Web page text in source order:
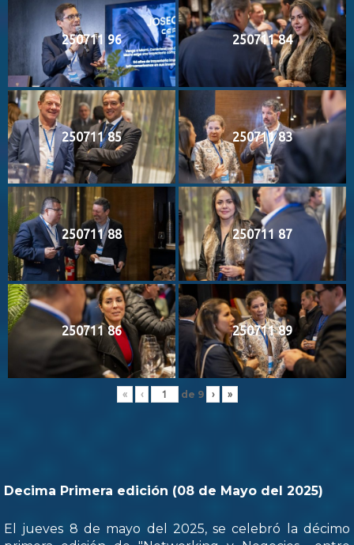
250711 96 250711 84
250711 85 250711 83
250711 88 250711 87
250711 86 250711 89
« ‹ de 9 › »
Decima Primera edición (08 de Mayo del 2025)
El jueves 8 de mayo del 2025, se celebró la décimo